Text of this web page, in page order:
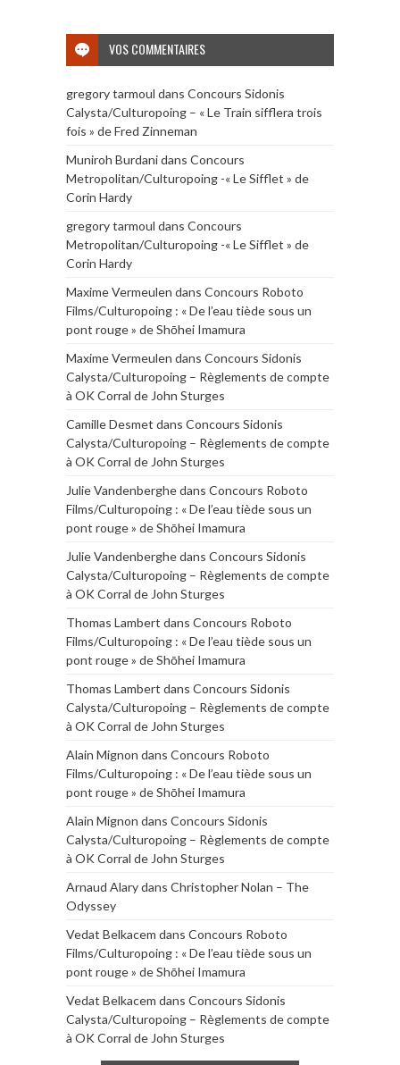
VOS COMMENTAIRES
gregory tarmoul dans Concours Sidonis
Calysta/Culturopoing – « Le Train sifflera trois
fois » de Fred Zinneman
Muniroh Burdanidans Concours
Metropolitan/Culturopoing -« Le Sifflet » de
Corin Hardy
gregory tarmoul dans Concours
Metropolitan/Culturopoing -« Le Sifflet » de
Corin Hardy
Maxime Vermeulen dans Concours Roboto
Films/Culturopoing : « De l’eau tiède sous un
pont rouge » de Shōhei Imamura
Maxime Vermeulen dans Concours Sidonis
Calysta/Culturopoing – Règlements de compte
à OK Corral de John Sturges
Camille Desmet dans Concours Sidonis
Calysta/Culturopoing – Règlements de compte
à OK Corral de John Sturges
Julie Vandenberghedans Concours Roboto
Films/Culturopoing : « De l’eau tiède sous un
pont rouge » de Shōhei Imamura
Julie Vandenberghedans Concours Sidonis
Calysta/Culturopoing – Règlements de compte
à OK Corral de John Sturges
Thomas Lambert dans Concours Roboto
Films/Culturopoing : « De l’eau tiède sous un
pont rouge » de Shōhei Imamura
Thomas Lambert dans Concours Sidonis
Calysta/Culturopoing – Règlements de compte
à OK Corral de John Sturges
Alain Mignon dans Concours Roboto
Films/Culturopoing : « De l’eau tiède sous un
pont rouge » de Shōhei Imamura
Alain Mignon dans Concours Sidonis
Calysta/Culturopoing – Règlements de compte
à OK Corral de John Sturges
Arnaud Alarydans Christopher Nolan – The
Odyssey
Vedat Belkacem dans Concours Roboto
Films/Culturopoing : « De l’eau tiède sous un
pont rouge » de Shōhei Imamura
Vedat Belkacem dans Concours Sidonis
Calysta/Culturopoing – Règlements de compte
à OK Corral de John Sturges